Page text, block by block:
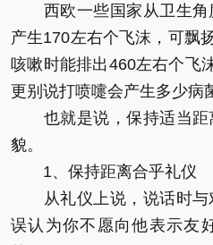
西欧一些国家从卫生角
产生170左右个飞沫，可飘
咳嗽时能排出460左右个飞
更别说打喷嚏会产生多少病
也就是说，保持适当距
貌。
1、保持距离合乎礼仪
从礼仪上说，说话时与
误认为你不愿向他表示友